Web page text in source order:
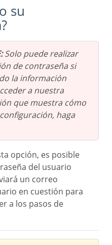
Solo puede realizar
de contraseña si
la información
a nuestra
que muestra cómo
haga
del usuario
un correo
en cuestión para
a los pasos de